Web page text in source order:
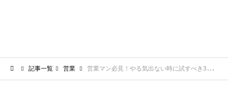
記事一覧 営業 営業マン必見！やる気出ない時に試すべき3つの方法